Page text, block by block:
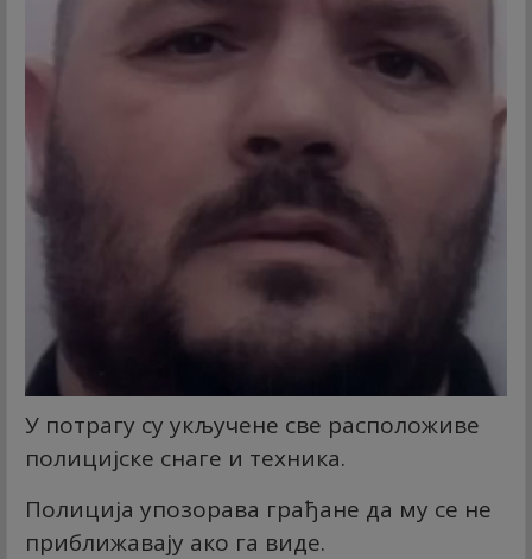
У потрагу су укључене све расположиве
полицијске снаге и техника.
Полиција упозорава грађане да му се не
приближавају ако га виде.